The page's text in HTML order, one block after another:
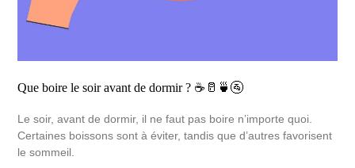
Que boire le soir avant de dormir ? ☕🥛🍵🚰
Le soir, avant de dormir, il ne faut pas boire n’importe quoi.
Certaines boissons sont à éviter, tandis que d’autres favorisent
le sommeil.